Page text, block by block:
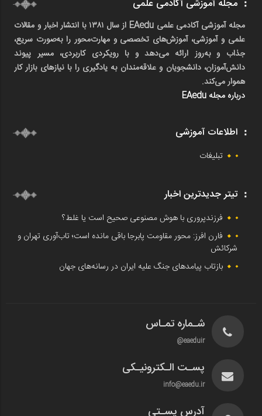
مجله آموزشی آکادمی علمی
مجله آموزشی آکادمی علمی EAedu از سال ۱۳۸۱ با انتشار اخبار و مقالات
علمی و آموزشی، آموزش‌های تخصصی و مهارت‌محور را به‌صورت سریع،
جذاب و به‌روز ارائه می‌دهد و با رویکردی کاربردی، مسیر پیوند
دانش‌آموزان، دانشجویان و علاقه‌مندان به یادگیری را با نیازهای بازار کار
هموار می‌کند.
درباره مجله EAedu
اطلاعات آموزشی
تبلیغات
تیتر جدیدترین اخبار
فرزندپروری با هوش مصنوعی صحیح است یا غلط؟
فارن افرز: محور مقاومت پابرجا باقی مانده است؛ تاب‌آوری تهران و
شرکائش
بازتاب پیامدهای جنگ علیه ایران در رسانه‌های جهان
شـماره تمـاس
eaeduir@
پسـت الـکترونیـکی
info@eaedu.ir
آدرس پسـتی